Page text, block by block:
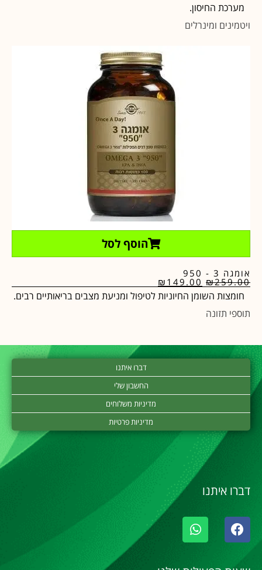
מערכת החיסון.
ויטמינים ומינרלים
הוסף לסל
אומגה 3 - 950
₪259.00
₪ 149.00
חומצות השומן החיוניות לטיפול ומניעת מצבים בריאותיים רבים.
תוספי תזונה
דברו איתנו
החשבון שלי
מדיניות משלוחים
מדיניות פרטיות
דברו איתנו